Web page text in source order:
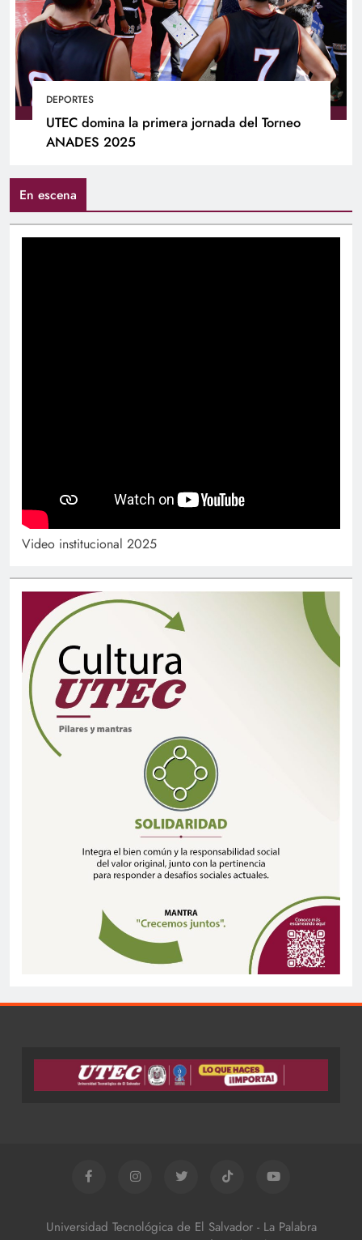
DEPORTES
UTEC domina la primera jornada del Torneo
ANADES 2025
En escena
Video institucional 2025
Universidad Tecnológica de El Salvador - La Palabra